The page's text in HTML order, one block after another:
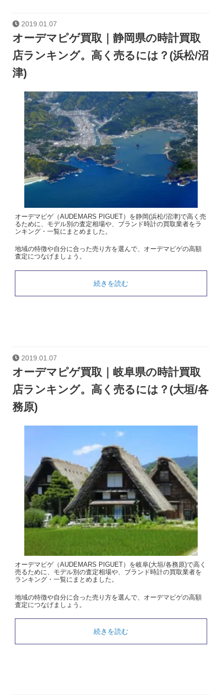
2019.01.07
オーデマピゲ買取｜静岡県の時計買取
店ランキング。高く売るには？(浜松/沼
津)
オーデマピゲ（AUDEMARS PIGUET）を静岡(浜松/沼津)で高く売
るために、モデル別の査定相場や、ブランド時計の買取業者をラ
ンキング・一覧にまとめました。
地域の特徴や自分に合った売り方を選んで、オーデマピゲの高額
査定につなげましょう。
続きを読む
2019.01.07
オーデマピゲ買取｜岐阜県の時計買取
店ランキング。高く売るには？(大垣/各
務原)
オーデマピゲ（AUDEMARS PIGUET）を岐阜(大垣/各務原)で高く
売るために、モデル別の査定相場や、ブランド時計の買取業者を
ランキング・一覧にまとめました。
地域の特徴や自分に合った売り方を選んで、オーデマピゲの高額
査定につなげましょう。
続きを読む